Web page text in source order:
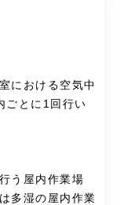
における空気中
ごとに1回行い
う屋内作業場
多湿の屋内作業